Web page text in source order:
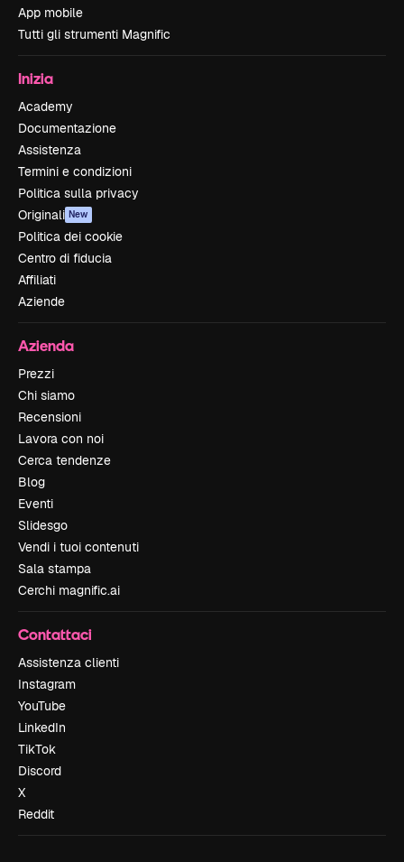
App mobile
Tutti gli strumenti Magnific
Inizia
Academy
Documentazione
Assistenza
Termini e condizioni
Politica sulla privacy
Originali New
Politica dei cookie
Centro di fiducia
Affiliati
Aziende
Azienda
Prezzi
Chi siamo
Recensioni
Lavora con noi
Cerca tendenze
Blog
Eventi
Slidesgo
Vendi i tuoi contenuti
Sala stampa
Cerchi magnific.ai
Contattaci
Assistenza clienti
Instagram
YouTube
LinkedIn
TikTok
Discord
X
Reddit